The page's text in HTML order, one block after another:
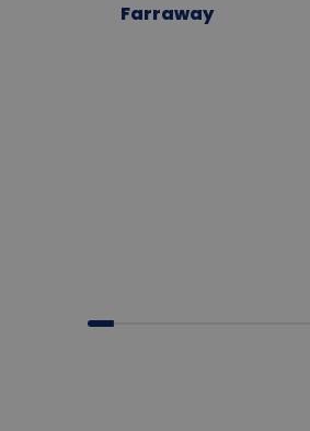
Farraway